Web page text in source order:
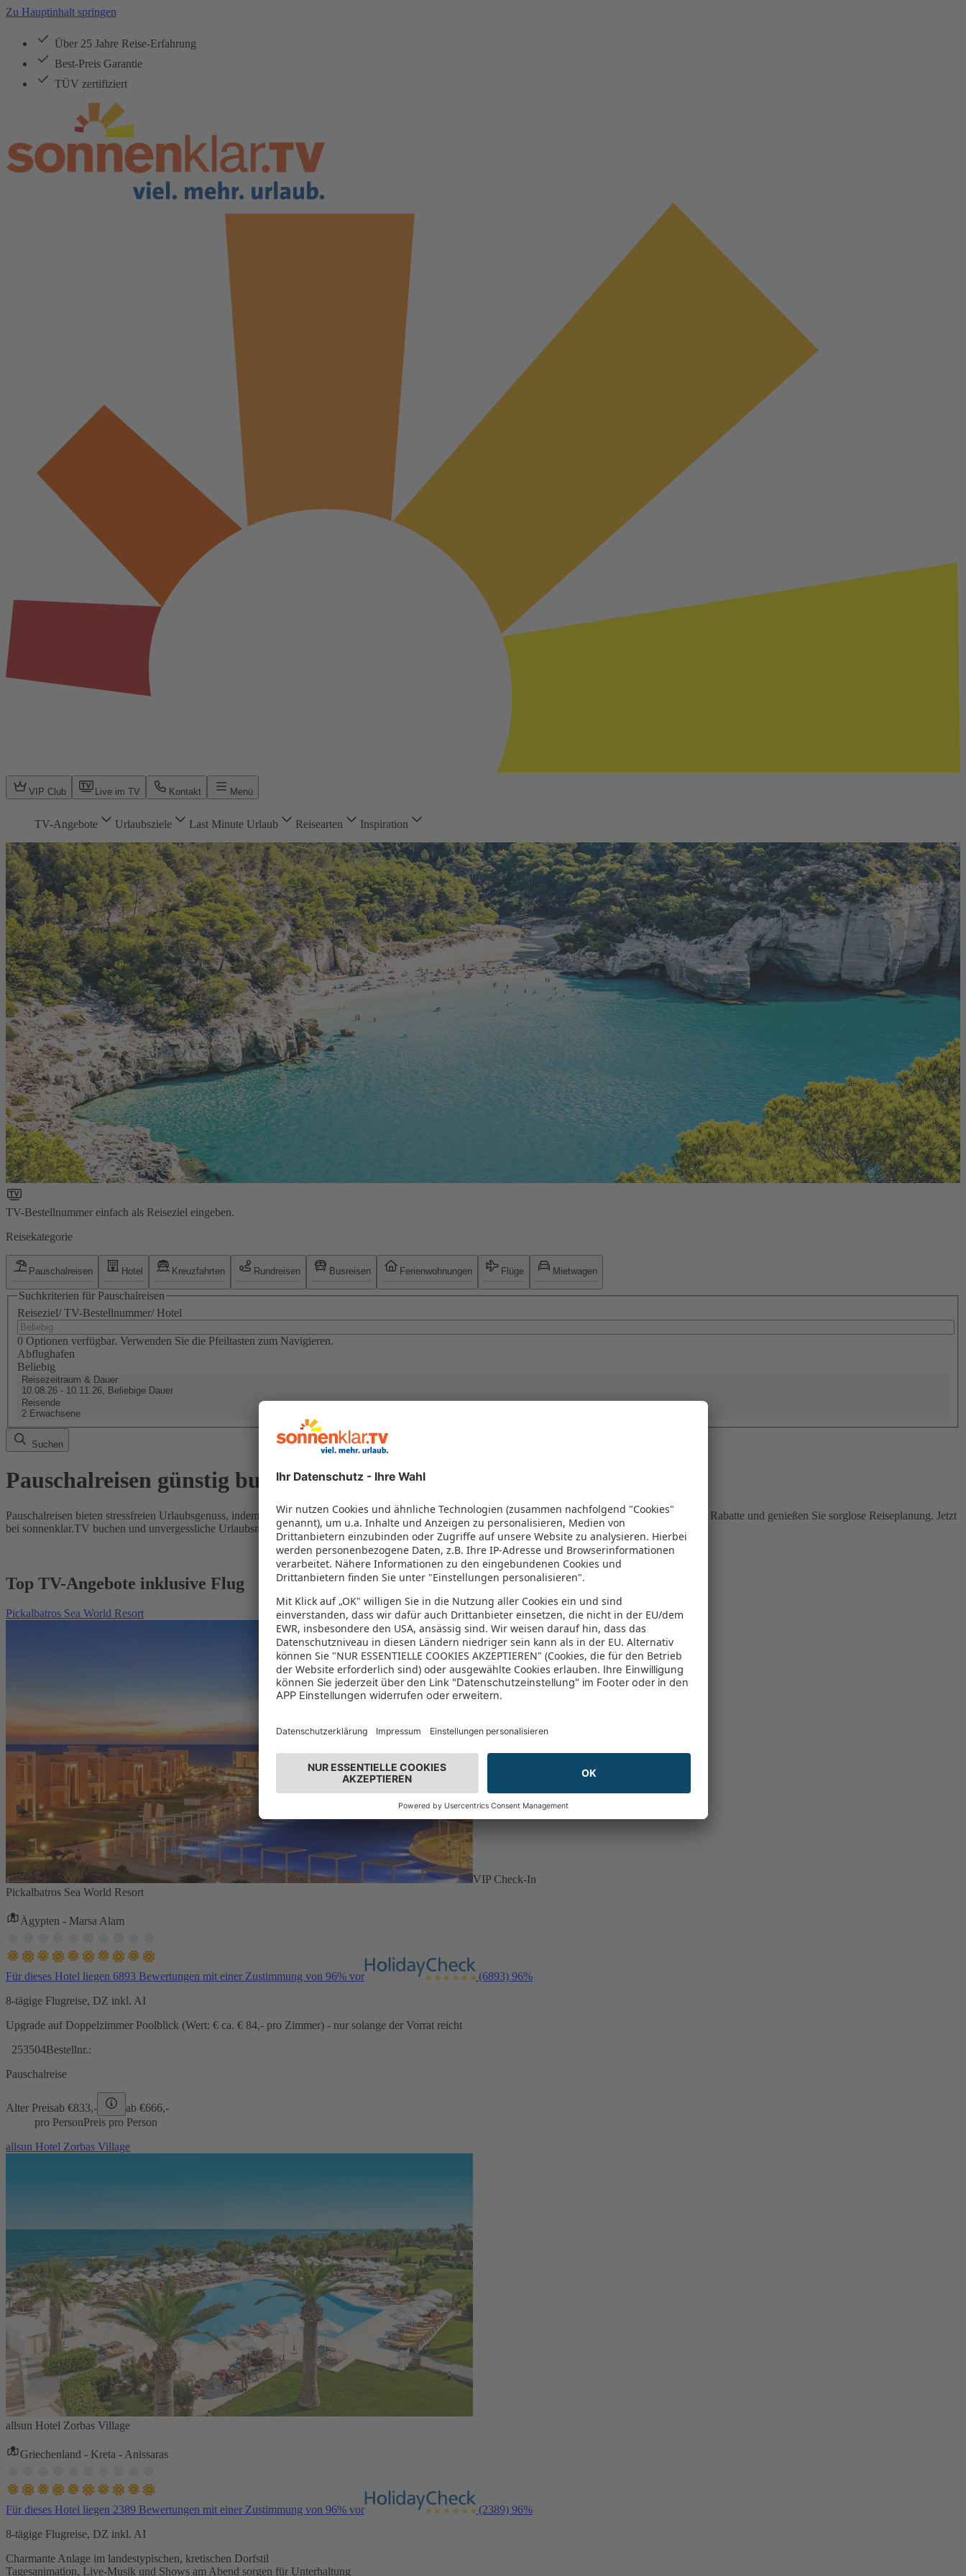
Zu Hauptinhalt springen
Über 25 Jahre Reise-Erfahrung
Best-Preis Garantie
TÜV zertifiziert
VIP Club Live im TV Kontakt Menü
TV-Angebote Urlaubsziele Last Minute Urlaub Reisearten Inspiration
TV-Bestellnummer einfach als Reiseziel eingeben.
Reisekategorie
Pauschalreisen Hotel Kreuzfahrten Rundreisen Busreisen Ferienwohnungen Flüge Mietwagen
Suchkriterien für Pauschalreisen
Reiseziel/ TV-Bestellnummer/ Hotel
0 Optionen verfügbar. Verwenden Sie die Pfeiltasten zum Navigieren.
Abflughafen
Beliebig
Reisezeitraum & Dauer
10.08.26 - 10.11.26, Beliebige Dauer
Reisende
2 Erwachsene
Suchen
Pauschalreisen günstig buchen
Pauschalreisen bieten stressfreien Urlaubsgenuss, indem Flug und Hotel in einem Paket kombiniert werden – das spart Zeit und Geld. Nutzen Sie attraktive Rabatte und genießen Sie sorglose Reiseplanung. Jetzt
bei sonnenklar.TV buchen und unvergessliche Urlaubsmomente erleben!
Top TV-Angebote inklusive Flug
Pickalbatros Sea World Resort
VIP Check-In
Pickalbatros Sea World Resort
Ägypten - Marsa Alam
Für dieses Hotel liegen 6893 Bewertungen mit einer Zustimmung von 96% vor (6893) 96%
8-tägige Flugreise, DZ inkl. AI
Upgrade auf Doppelzimmer Poolblick (Wert: € ca. € 84,- pro Zimmer) - nur solange der Vorrat reicht
253504Bestellnr.:
Pauschalreise
Alter Preisab €833,- ab €666,-
pro PersonPreis pro Person
allsun Hotel Zorbas Village
allsun Hotel Zorbas Village
Griechenland - Kreta - Anissaras
Für dieses Hotel liegen 2389 Bewertungen mit einer Zustimmung von 96% vor (2389) 96%
8-tägige Flugreise, DZ inkl. AI
Charmante Anlage im landestypischen, kretischen Dorfstil
Tagesanimation, Live-Musik und Shows am Abend sorgen für Unterhaltung